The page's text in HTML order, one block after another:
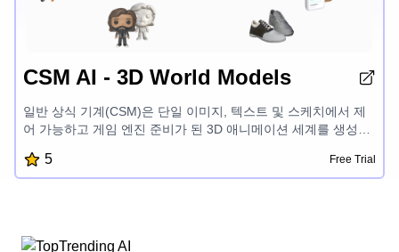
CSM AI - 3D World Models
일반 상식 기계(CSM)은 단일 이미지, 텍스트 및 스케치에서 제
어 가능하고 게임 엔진 준비가 된 3D 애니메이션 세계를 생성할
일럿입니다.
5 Free Trial